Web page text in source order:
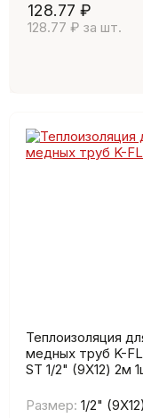
128.77 ₽
128.77 ₽ за шт.
Теплоизоляция
медных труб K-
ST 1/2" (9Х12) 2м
Размер: 1/2" (9Х12)